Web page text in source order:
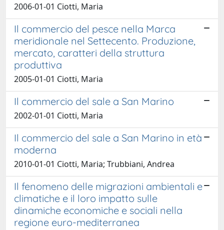
2006-01-01 Ciotti, Maria
Il commercio del pesce nella Marca
meridionale nel Settecento. Produzione,
mercato, caratteri della struttura
produttiva
2005-01-01 Ciotti, Maria
Il commercio del sale a San Marino
2002-01-01 Ciotti, Maria
Il commercio del sale a San Marino in età
moderna
2010-01-01 Ciotti, Maria; Trubbiani, Andrea
Il fenomeno delle migrazioni ambientali e
climatiche e il loro impatto sulle
dinamiche economiche e sociali nella
regione euro-mediterranea